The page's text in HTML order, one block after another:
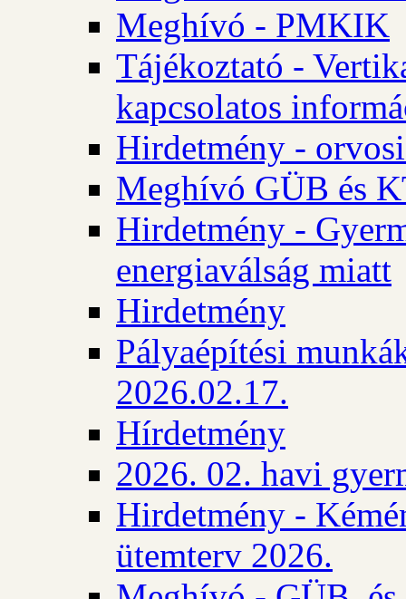
Meghívó - PMKIK
Tájékoztató -
kapcsolatos
Hirdetmény -
Meghívó GÜB és
Hirdetmény -
energiaválság miatt
Hirdetmény
Pályaépítési
2026.02.17.
Hírdetmény
2026. 02. havi
Hirdetmény -
ütemterv 2026.